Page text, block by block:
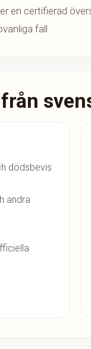
en certifierad
fall.
dödsbevis
andra